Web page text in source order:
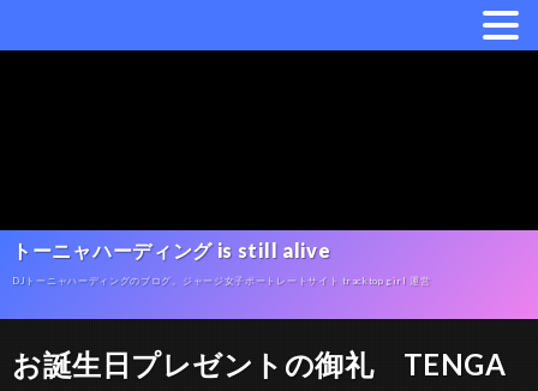
トーニャハーディング is still alive
DJトーニャハーディングのブログ。ジャージ女子ポートレートサイト tracktop girl 運営
お誕生日プレゼントの御礼 TENGA